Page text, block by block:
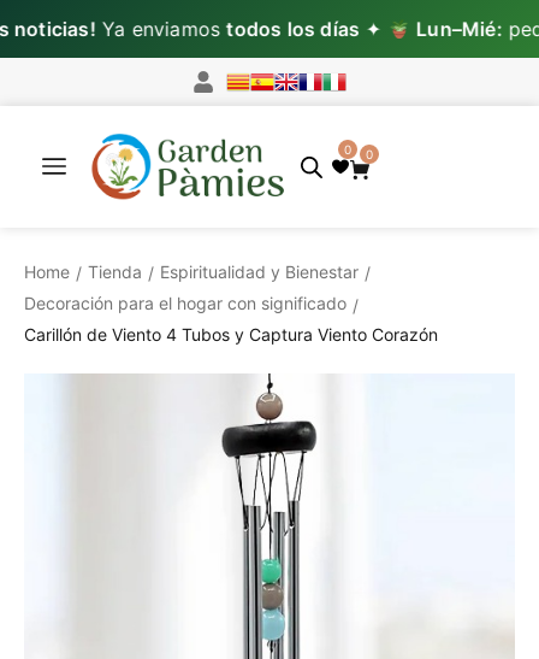
Ya enviamostodos los días✦ Lun–Mié:
0 0
Home / Tienda / Espiritualidad y Bienestar /
Decoración para el hogar con significado /
Carillón de Viento 4 Tubos y Captura Viento Corazón